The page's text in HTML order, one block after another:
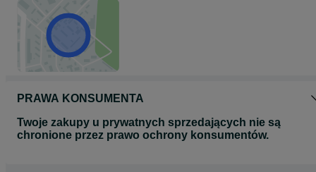
PRAWA KONSUMENTA
Twoje zakupy u prywatnych sprzedających nie są
chronione przez prawo ochrony konsumentów.